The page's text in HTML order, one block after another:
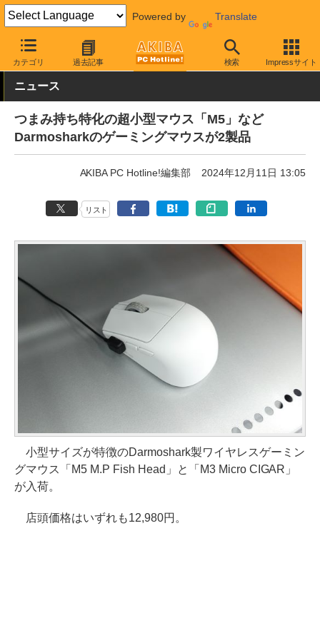
Powered by Translate
カテゴリ 過去記事 検索 Impressサイト
AKIBA PC Hotline! PC周辺機器 マウス ゲーミングマウス
ニュース
つまみ持ち特化の超小型マウス「M5」など
Darmosharkのゲーミングマウスが2製品
AKIBA PC Hotline!編集部 2024年12月11日 13:05
リスト
小型サイズが特徴のDarmoshark製ワイヤレスゲーミン
グマウス「M5 M.P Fish Head」と「M3 Micro CIGAR」
が入荷。
店頭価格はいずれも12,980円。